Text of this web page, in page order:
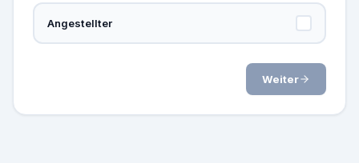
Angestellter
Weiter